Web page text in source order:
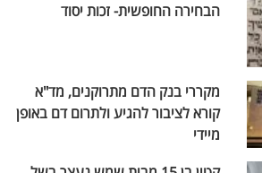
הבחירה החופשית- זכות יסוד
מקררי בנק הדם מתרוקנים, מד"א
קורא לציבור להגיע ולתרום דם באופן
מיידי